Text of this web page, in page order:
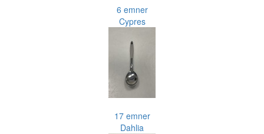
6 emner
Cypres
17 emner
Dahlia